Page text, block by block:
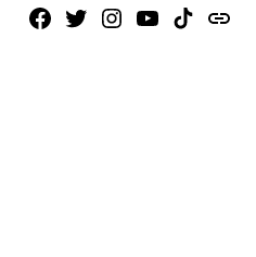
Facebook
X Instagram
YoutubeTikTokissuu